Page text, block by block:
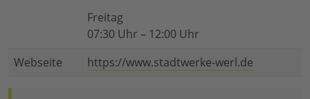
Freitag
07:30 Uhr – 12:00 Uhr
Webseite
https://www.stadtwerke-werl.de